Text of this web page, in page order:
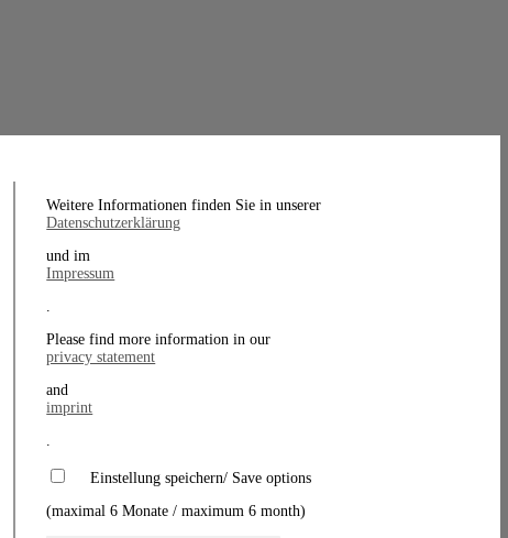
Weitere Informationen finden Sie in unserer
Datenschutzerklärung
und im
Impressum
.
Please find more information in our
privacy statement
and
imprint
.
Einstellung speichern/ Save options
(maximal 6 Monate / maximum 6 month)